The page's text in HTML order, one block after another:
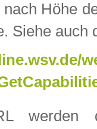
Höhe
Siehe auch